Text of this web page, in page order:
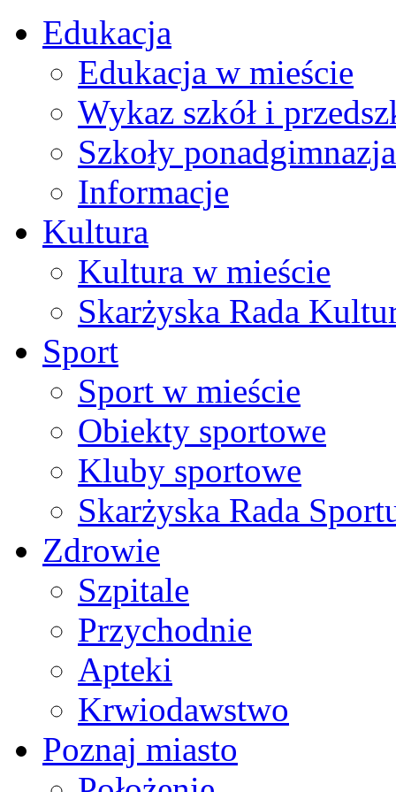
Edukacja
Edukacja w mieście
Wykaz szkół i
Szkoły
Informacje
Kultura
Kultura w mieście
Skarżyska Rada
Sport
Sport w mieście
Obiekty sportowe
Kluby sportowe
Skarżyska Rada
Zdrowie
Szpitale
Przychodnie
Apteki
Krwiodawstwo
Poznaj miasto